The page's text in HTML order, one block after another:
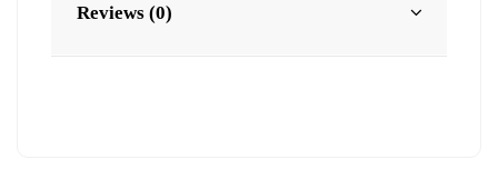
Reviews (0)